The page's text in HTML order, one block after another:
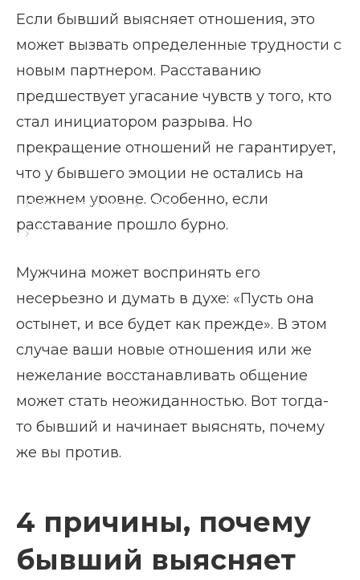
Главная страница
Блог
Бывший выясняет отношения
Если бывший выясняет отношения, это
может вызвать определенные трудности с
новым партнером. Расставанию
предшествует угасание чувств у того, кто
стал инициатором разрыва. Но
прекращение отношений не гарантирует,
что у бывшего эмоции не остались на
прежнем уровне. Особенно, если
расставание прошло бурно.
Мужчина может воспринять его
несерьезно и думать в духе: «Пусть она
остынет, и все будет как прежде». В этом
случае ваши новые отношения или же
нежелание восстанавливать общение
может стать неожиданностью. Вот тогда-
то бывший и начинает выяснять, почему
же вы против.
4 причины, почему
бывший выясняет